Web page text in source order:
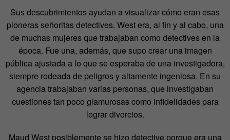
Sus descubrimientos ayudan a visualizar cómo eran esas
pioneras señoritas detectives. West era, al fin y al cabo, una
de muchas mujeres que trabajaban como detectives en la
época. Fue una, además, que supo crear una imagen
pública ajustada a lo que se esperaba de una investigadora,
siempre rodeada de peligros y altamente ingeniosa. En su
agencia trabajaban varias personas, que investigaban
cuestiones tan poco glamurosas como infidelidades para
lograr divorcios.
Maud West posiblemente se hizo detective porque era una